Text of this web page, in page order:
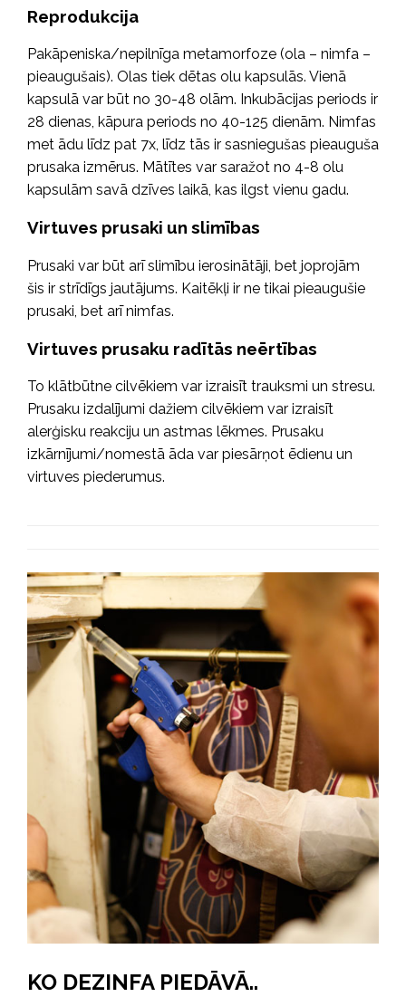
Reprodukcija
Pakāpeniska/nepilnīga metamorfoze (ola – nimfa –
pieaugušais). Olas tiek dētas olu kapsulās. Vienā
kapsulā var būt no 30-48 olām. Inkubācijas periods ir
28 dienas, kāpura periods no 40-125 dienām. Nimfas
met ādu līdz pat 7x, līdz tās ir sasniegušas pieauguša
prusaka izmērus. Mātītes var saražot no 4-8 olu
kapsulām savā dzīves laikā, kas ilgst vienu gadu.
Virtuves prusaki un slimības
Prusaki var būt arī slimību ierosinātāji, bet joprojām
šis ir strīdīgs jautājums. Kaitēkļi ir ne tikai pieaugušie
prusaki, bet arī nimfas.
Virtuves prusaku radītās neērtības
To klātbūtne cilvēkiem var izraisīt trauksmi un stresu.
Prusaku izdalījumi dažiem cilvēkiem var izraisīt
alerģisku reakciju un astmas lēkmes. Prusaku
izkārnījumi/nomestā āda var piesārņot ēdienu un
virtuves piederumus.
KO DEZINFA PIEDĀVĀ..